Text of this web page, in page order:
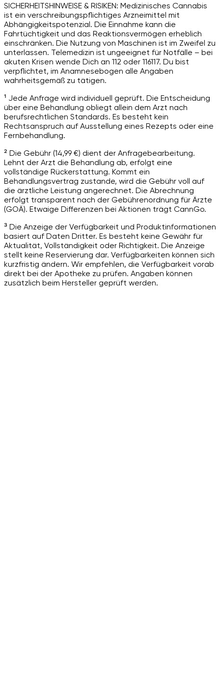
SICHERHEITSHINWEISE & RISIKEN: Medizinisches Cannabis
ist ein verschreibungspflichtiges Arzneimittel mit
Abhängigkeitspotenzial. Die Einnahme kann die
Fahrtüchtigkeit und das Reaktionsvermögen erheblich
einschränken. Die Nutzung von Maschinen ist im Zweifel zu
unterlassen. Telemedizin ist ungeeignet für Notfälle – bei
akuten Krisen wende Dich an 112 oder 116117. Du bist
verpflichtet, im Anamnesebogen alle Angaben
wahrheitsgemäß zu tätigen.
¹ Jede Anfrage wird individuell geprüft. Die Entscheidung
über eine Behandlung obliegt allein dem Arzt nach
berufsrechtlichen Standards. Es besteht kein
Rechtsanspruch auf Ausstellung eines Rezepts oder eine
Fernbehandlung.
² Die Gebühr (14,99 €) dient der Anfragebearbeitung.
Lehnt der Arzt die Behandlung ab, erfolgt eine
vollständige Rückerstattung. Kommt ein
Behandlungsvertrag zustande, wird die Gebühr voll auf
die ärztliche Leistung angerechnet. Die Abrechnung
erfolgt transparent nach der Gebührenordnung für Ärzte
(GOÄ). Etwaige Differenzen bei Aktionen trägt CannGo.
³ Die Anzeige der Verfügbarkeit und Produktinformationen
basiert auf Daten Dritter. Es besteht keine Gewähr für
Aktualität, Vollständigkeit oder Richtigkeit. Die Anzeige
stellt keine Reservierung dar. Verfügbarkeiten können sich
kurzfristig ändern. Wir empfehlen, die Verfügbarkeit vorab
direkt bei der Apotheke zu prüfen. Angaben können
zusätzlich beim Hersteller geprüft werden.